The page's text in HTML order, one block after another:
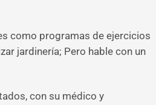
como programas de ejercicios
jardinería; Pero hable con un
con su médico y